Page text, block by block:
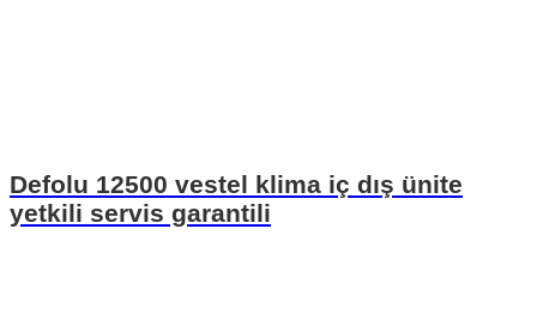
Defolu 12500 vestel klima iç dış ünite
yetkili servis garantili